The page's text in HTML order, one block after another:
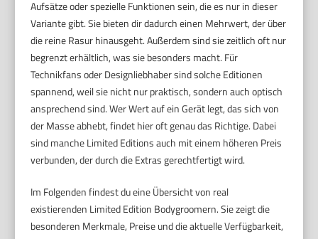
Aufsätze oder spezielle Funktionen sein, die es nur in dieser
Variante gibt. Sie bieten dir dadurch einen Mehrwert, der über
die reine Rasur hinausgeht. Außerdem sind sie zeitlich oft nur
begrenzt erhältlich, was sie besonders macht. Für
Technikfans oder Designliebhaber sind solche Editionen
spannend, weil sie nicht nur praktisch, sondern auch optisch
ansprechend sind. Wer Wert auf ein Gerät legt, das sich von
der Masse abhebt, findet hier oft genau das Richtige. Dabei
sind manche Limited Editions auch mit einem höheren Preis
verbunden, der durch die Extras gerechtfertigt wird.
Im Folgenden findest du eine Übersicht von real
existierenden Limited Edition Bodygroomern. Sie zeigt die
besonderen Merkmale, Preise und die aktuelle Verfügbarkeit,